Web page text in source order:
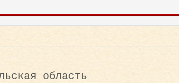
область